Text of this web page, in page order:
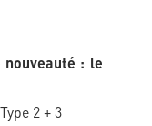
: le
2 + 3